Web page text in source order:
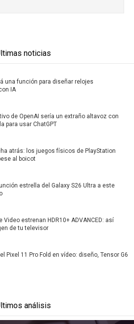
noticias
una función para diseñar relojes
IA
de OpenAI sería un extraño altavoz con
para usar ChatGPT
atrás: los juegos físicos de PlayStation
al boicot
estrella del Galaxy S26 Ultra a este
Video estrenan HDR10+ ADVANCED: así
de tu televisor
Pixel 11 Pro Fold en vídeo: diseño, Tensor G6
análisis